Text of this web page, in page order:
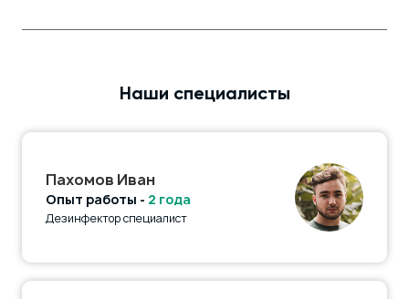
Наши специалисты
Пахомов Иван
Опыт работы - 2 года
Дезинфектор специалист